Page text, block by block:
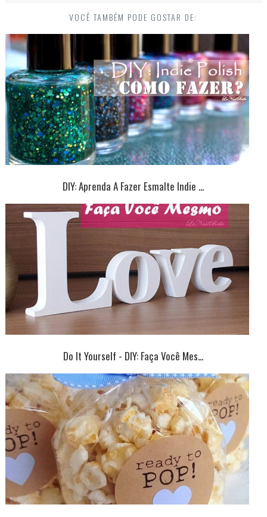
VOCÊ TAMBÉM PODE GOSTAR DE:
DIY: Aprenda A Fazer Esmalte Indie ...
Do It Yourself - DIY: Faça Você Mes...